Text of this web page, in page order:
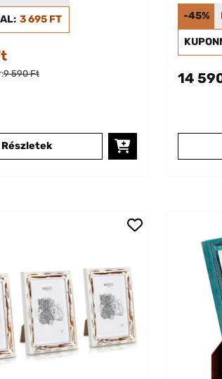
3 695 FT
9 590 Ft
Részletek
-45%
14